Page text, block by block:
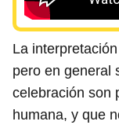
La
pero en general
celebración son
humana, y que